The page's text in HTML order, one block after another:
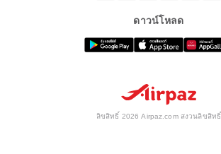
ดาวน์โหลด
ลิขสิทธิ์ 2026 Airpaz.com สงวนลิขสิทธิ์